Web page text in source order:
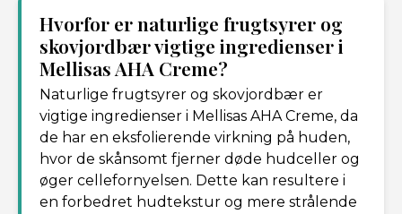
Hvorfor er naturlige frugtsyrer og
skovjordbær vigtige ingredienser i
Mellisas AHA Creme?
Naturlige frugtsyrer og skovjordbær er
vigtige ingredienser i Mellisas AHA Creme, da
de har en eksfolierende virkning på huden,
hvor de skånsomt fjerner døde hudceller og
øger cellefornyelsen. Dette kan resultere i
en forbedret hudtekstur og mere strålende